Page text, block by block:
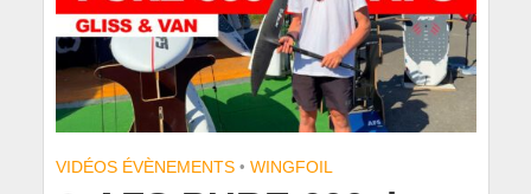
VIDÉOS ÉVÈNEMENTS • WINGFOIL